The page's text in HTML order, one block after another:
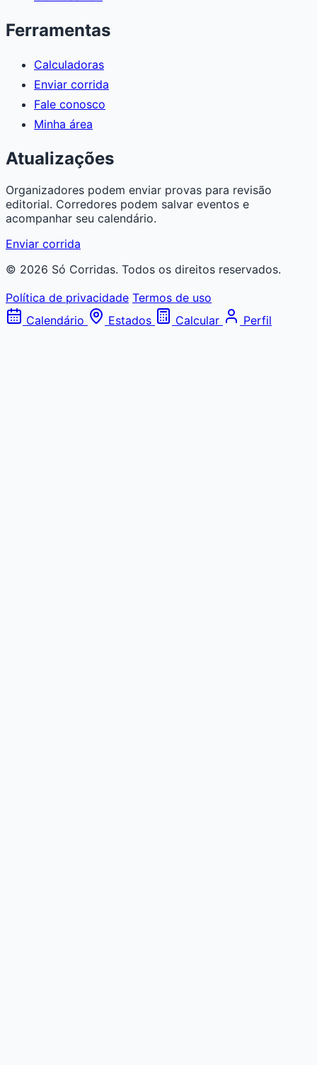
Ferramentas
Calculadoras
Enviar corrida
Fale conosco
Minha área
Atualizações
Organizadores podem enviar provas para revisão
editorial. Corredores podem salvar eventos e
acompanhar seu calendário.
Enviar corrida
© 2026 Só Corridas. Todos os direitos reservados.
Política de privacidade Termos de uso
Calendário
Estados Calcular Perfil